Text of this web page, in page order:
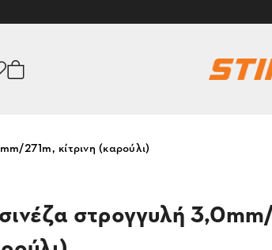
271m, κίτρινη (καρούλι)
στρογγυλή 3,0mm/